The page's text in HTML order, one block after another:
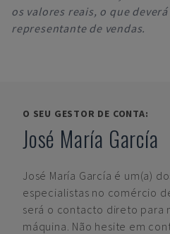
os valores reais, o que
representante de vendas.
O SEU GESTOR DE CONTA:
José María García
José María García é um(a)
especialistas no comércio
será o contacto direto para
máquina. Não hesite em